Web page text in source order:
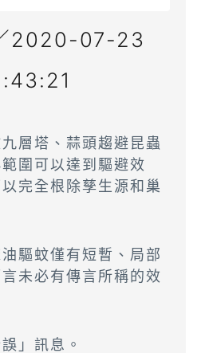
2020-07-23
層塔、蒜頭趨避昆蟲
圍可以達到驅避效
完全根除孳生源和巢
驅蚊僅有短暫、局部
未必有傳言所稱的效
」訊息。